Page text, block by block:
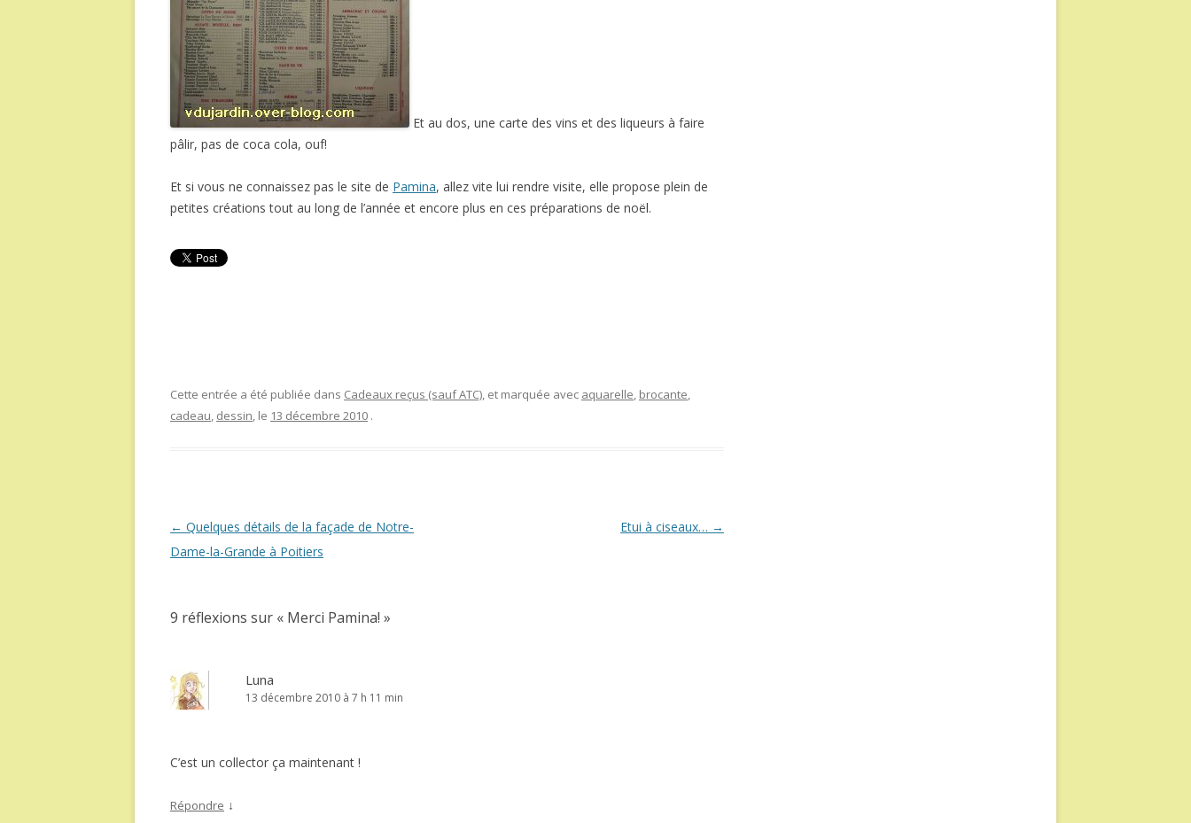
Et au dos, une carte des vins et des liqueurs à faire
pâlir, pas de coca cola, ouf!
Et si vous ne connaissez pas le site de Pamina, allez vite lui rendre visite, elle propose plein de
petites créations tout au long de l’année et encore plus en ces préparations de noël.
Cette entrée a été publiée dans Cadeaux reçus (sauf ATC), et marquée avec aquarelle, brocante,
cadeau, dessin, le 13 décembre 2010 .
Navigation
des
← Quelques détails de la façade de Notre-
Dame-la-Grande à Poitiers
Etui à ciseaux… →
9 réflexions sur « Merci Pamina! »
Luna
13 décembre 2010 à 7 h 11 min
C’est un collector ça maintenant !
Répondre ↓